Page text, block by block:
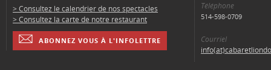
> Consultez le calendrier de nos spectacles
> Consultez la carte de notre restaurant
ABONNEZ VOUS À L'INFOLETTRE
Téléphone
514-598-0709
Courriel